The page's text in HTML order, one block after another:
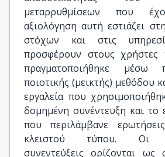
μεταρρυθμίσεων που
αξιολόγηση αυτή εστιάζει
στόχων και στις
προσφέρουν στους χρήστες
πραγματοποιήθηκε μέσω
ποιοτικής (μεικτής) μεθόδου
εργαλεία που
δομημένη συνέντευξη και το
που περιλάμβανε
κλειστού τύπου. Οι
συνεντεύξεις ορίζονται ως